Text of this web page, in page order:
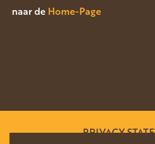
naar de Home-Page
PRIVACY